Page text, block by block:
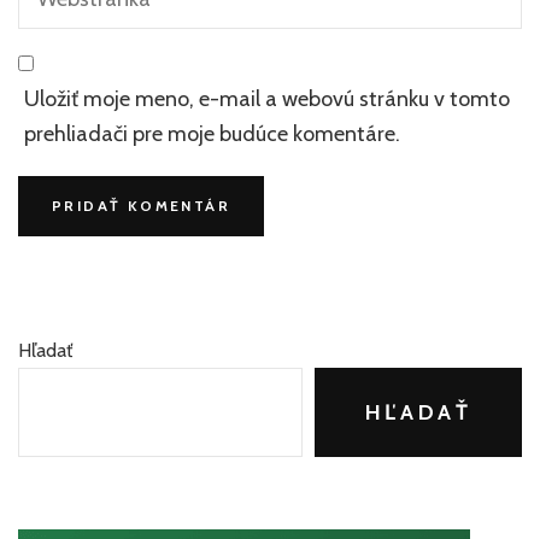
Uložiť moje meno, e-mail a webovú stránku v tomto
prehliadači pre moje budúce komentáre.
Hľadať
HĽADAŤ